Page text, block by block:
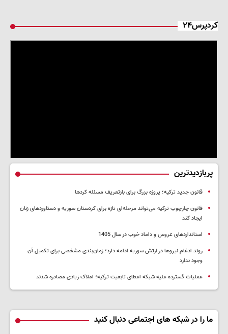
کردپرس۲۴
پربازدیدترین
قانون جدید ترکیه؛ پروژه بزرگ‌ برای بازتعریف مسئله کردها
قانون چارچوب ترکیه می‌تواند مرحله‌ای تازه برای کردستان سوریه و دستاوردهای زنان
ایجاد کند
استانداردهای عروس و داماد خوب در سال 1405
روند ادغام نیروها در ارتش سوریه ادامه دارد؛ زمان‌بندی مشخصی برای تکمیل آن
وجود ندارد
عملیات گسترده علیه شبکه اعطای تابعیت ترکیه؛ املاک زیادی مصادره شدند
ما را در شبکه های اجتماعی دنبال کنید